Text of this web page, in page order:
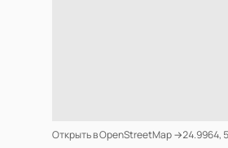
Открыть в OpenStreetMap →24.9964,